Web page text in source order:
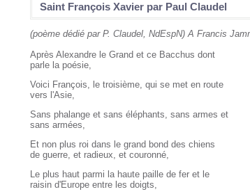
Saint François Xavier par Paul Claudel
(poème dédié par P. Claudel, NdEspN) A Francis
Après Alexandre le Grand et ce Bacchus dont
parle la poésie,
Voici François, le troisième, qui se met en route
vers l'Asie,
Sans phalange et sans éléphants, sans armes et
sans armées,
Et non plus roi dans le grand bond des chiens
de guerre, et radieux, et couronné,
Le plus haut parmi la haute paille de fer et le
raisin d'Europe entre les doigts,